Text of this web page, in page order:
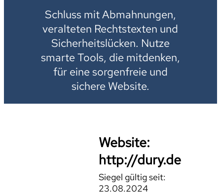
Schluss mit Abmahnungen,
veralteten Rechtstexten und
Sicherheitslücken. Nutze
smarte Tools, die mitdenken,
für eine sorgenfreie und
sichere Website.
Website:
http://dury.de
Siegel gültig seit:
23.08.2024